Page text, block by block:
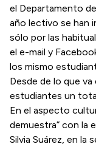
el Departamento
año lectivo se han
sólo por las
el e-mail y
los mismo
Desde de lo que
estudiantes un
En el aspecto
demuestra” con la
Silvia Suárez, en la